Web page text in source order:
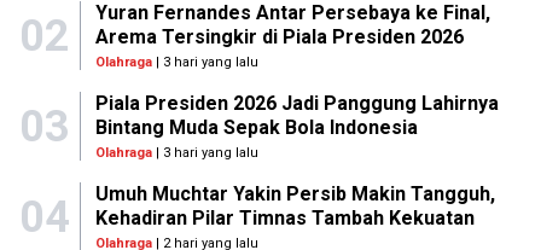
02
Yuran Fernandes Antar Persebaya ke Final,
Arema Tersingkir di Piala Presiden 2026
Olahraga| 3 hari yang lalu
03
Piala Presiden 2026 Jadi Panggung Lahirnya
Bintang Muda Sepak Bola Indonesia
Olahraga| 3 hari yang lalu
04
Umuh Muchtar Yakin Persib Makin Tangguh,
Kehadiran Pilar Timnas Tambah Kekuatan
Olahraga| 2 hari yang lalu